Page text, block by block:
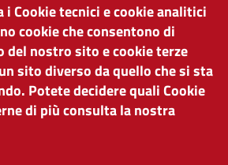
DI BOLZANO
I-39100 Bolzano
|info@camcom.bz.it
DELLO
Cookie tecnici e cookie analitici
cookie che consentono di
del nostro sito e cookie terze
sito diverso da quello che si sta
Potete decidere quali Cookie
di più consulta la nostra